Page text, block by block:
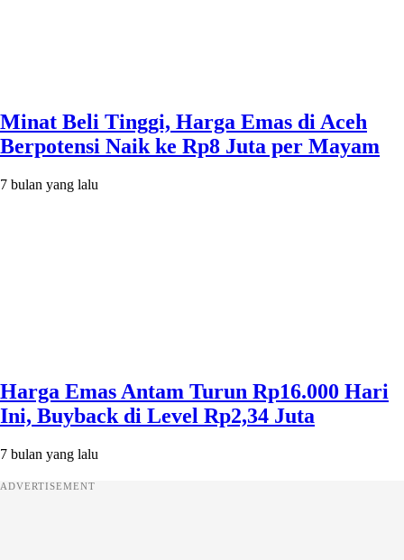
Minat Beli Tinggi, Harga Emas di Aceh
Berpotensi Naik ke Rp8 Juta per Mayam
7 bulan yang lalu
Harga Emas Antam Turun Rp16.000 Hari
Ini, Buyback di Level Rp2,34 Juta
7 bulan yang lalu
ADVERTISEMENT